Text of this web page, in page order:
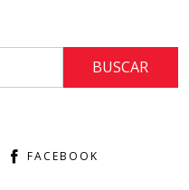
FACEBOOK